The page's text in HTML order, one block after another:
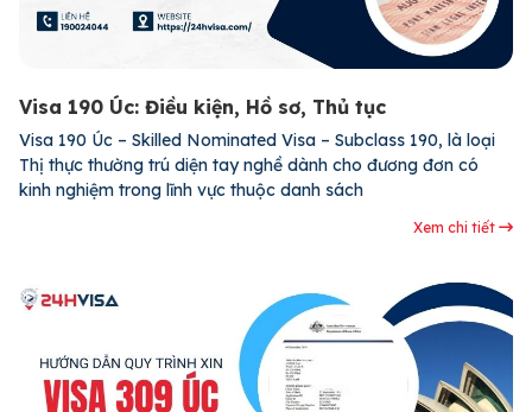
Visa 190 Úc: Điều kiện, Hồ sơ, Thủ tục
Visa 190 Úc – Skilled Nominated Visa – Subclass 190, là loại
Thị thực thường trú diện tay nghề dành cho đương đơn có
kinh nghiệm trong lĩnh vực thuộc danh sách
Xem chi tiết